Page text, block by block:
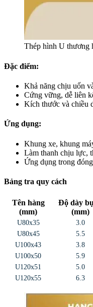
Thép hình U thương
Đặc điểm:
Khả năng chịu uốn
Cứng vững, dễ liên
Kích thước và chiều
Ứng dụng:
Khung xe, khung
Làm thanh chịu lực,
Ứng dụng trong
Bảng tra quy cách
Tên hàng
(mm)
Độ dày
(mm)
U80x35 3.0
U80x45
5.5
U100x43
3.8
U100x50
5.9
U120x51
5.0
U120x55
6.3